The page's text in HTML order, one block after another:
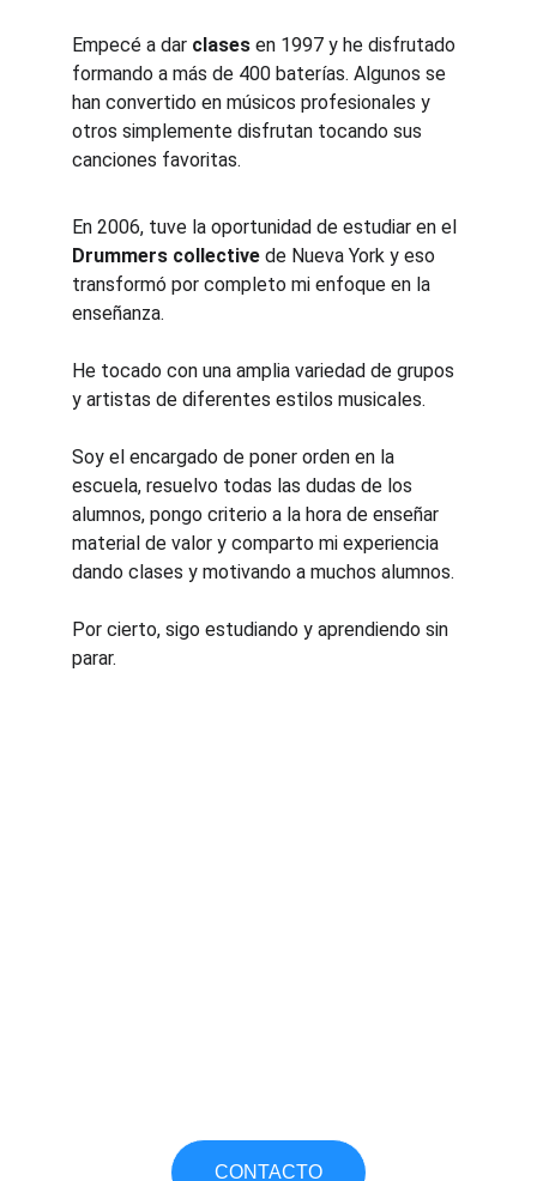
Empecé a dar clases en 1997 y he disfrutado
formando a más de 400 baterías. Algunos se
han convertido en músicos profesionales y
otros simplemente disfrutan tocando sus
canciones favoritas.
En 2006, tuve la oportunidad de estudiar en el
Drummers collective de Nueva York y eso
transformó por completo mi enfoque en la
enseñanza.
He tocado con una amplia variedad de grupos
y artistas de diferentes estilos musicales.
Soy el encargado de poner orden en la
escuela, resuelvo todas las dudas de los
alumnos, pongo criterio a la hora de enseñar
material de valor y comparto mi experiencia
dando clases y motivando a muchos alumnos.
Por cierto, sigo estudiando y aprendiendo sin
parar.
CONTACTO